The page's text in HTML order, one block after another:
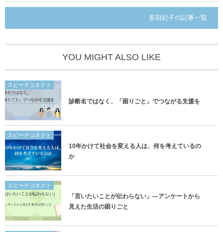
多田紀子の記事一覧
YOU MIGHT ALSO LIKE
スピーチコネクト
診断名ではなく、「困りごと」でつながる支援を
スピーチコネクト
10年かけて社会を変える人は、何を考えているの
か
スピーチコネクト
「言いたいことが伝わらない」―アンケートから
見えた生活の困りごと